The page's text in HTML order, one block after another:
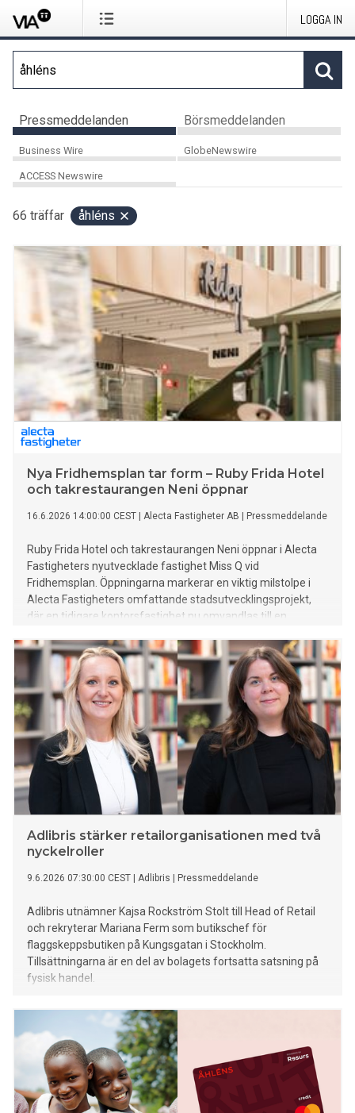
LOGGA IN
Pressmeddelanden Börsmeddelanden
Business Wire GlobeNewswire
ACCESS Newswire
66 träffar åhléns
Nya Fridhemsplan tar form – Ruby Frida Hotel
och takrestaurangen Neni öppnar
16.6.2026 14:00:00 CEST Alecta Fastigheter AB Pressmeddelande
Ruby Frida Hotel och takrestaurangen Neni öppnar i Alecta
Fastigheters nyutvecklade fastighet Miss Q vid
Fridhemsplan. Öppningarna markerar en viktig milstolpe i
Alecta Fastigheters omfattande stadsutvecklingsprojekt,
där en tidigare kontorsfastighet nu omvandlas till en
restauranger, bostäder, kontor, handel och offentliga miljöer.
Adlibris stärker retailorganisationen med två
nyckelroller
9.6.2026 07:30:00 CEST Adlibris Pressmeddelande
Adlibris utnämner Kajsa Rockström Stolt till Head of Retail
och rekryterar Mariana Ferm som butikschef för
flaggskeppsbutiken på Kungsgatan i Stockholm.
Tillsättningarna är en del av bolagets fortsatta satsning på
fysisk handel.